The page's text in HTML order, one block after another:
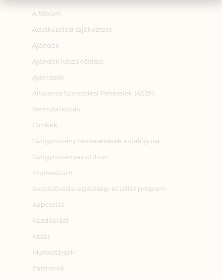
A fiókom
Adatkezelési tájékoztató
Ajándék
Ajándék köszönőoldal
Ajánlások
Általános Szerződési Feltételek (ÁSZF)
Bemutatkozás
Címkék
Gyógynövény teakeverékek katalógusa
Gyógynövények otthon
Impresszum
Iskolai/óvodai egészség‑ és jóllét program
Kapcsolat
Kezdőoldal
Kosár
Munkatársak
Partnerek